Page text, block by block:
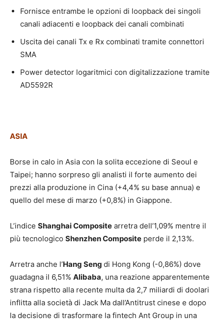
Fornisce entrambe le opzioni di loopback dei singoli
canali adiacenti e loopback dei canali combinati
Uscita dei canali Tx e Rx combinati tramite connettori
SMA
Power detector logaritmici con digitalizzazione tramite
AD5592R
ASIA
Borse in calo in Asia con la solita eccezione di Seoul e
Taipei; hanno sorpreso gli analisti il forte aumento dei
prezzi alla produzione in Cina (+4,4% su base annua) e
quello del mese di marzo (+0,8%) in Giappone.
L’indice Shanghai Composite arretra dell’1,09% mentre il
più tecnologico Shenzhen Composite perde il 2,13%.
Arretra anche l’Hang Seng di Hong Kong (-0,86%) dove
guadagna il 6,51% Alibaba, una reazione apparentemente
strana rispetto alla recente multa da 2,7 miliardi di doolari
inflitta alla società di Jack Ma dall’Antitrust cinese e dopo
la decisione di trasformare la fintech Ant Group in una